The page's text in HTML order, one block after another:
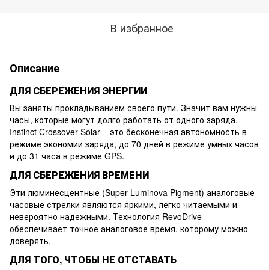
В избранное
Описание
ДЛЯ СБЕРЕЖЕНИЯ ЭНЕРГИИ
Вы заняты прокладыванием своего пути. Значит вам нужны
часы, которые могут долго работать от одного заряда.
Instinct Crossover Solar – это бесконечная автономность в
режиме экономии заряда, до 70 дней в режиме умных часов
и до 31 часа в режиме GPS.
ДЛЯ СБЕРЕЖЕНИЯ ВРЕМЕНИ
Эти люминесцентные (Super-Luminova Pigment) аналоговые
часовые стрелки являются яркими, легко читаемыми и
невероятно надежными. Технология RevoDrive
обеспечивает точное аналоговое время, которому можно
доверять.
ДЛЯ ТОГО, ЧТОБЫ НЕ ОТСТАВАТЬ